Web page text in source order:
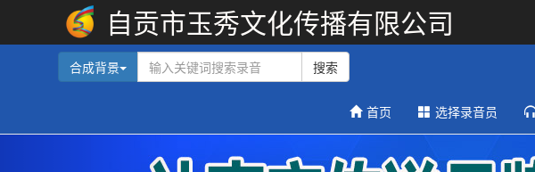
自贡市玉秀文化传播有限公司
合成背景 搜索
首页 选择录音员